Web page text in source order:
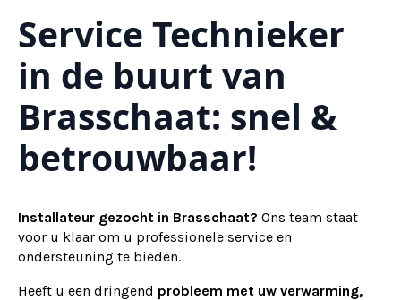
Service Technieker
in de buurt van
Brasschaat: snel &
betrouwbaar!
Installateur gezocht in Brasschaat? Ons team staat
voor u klaar om u professionele service en
ondersteuning te bieden.
Heeft u een dringend probleem met uw verwarming,